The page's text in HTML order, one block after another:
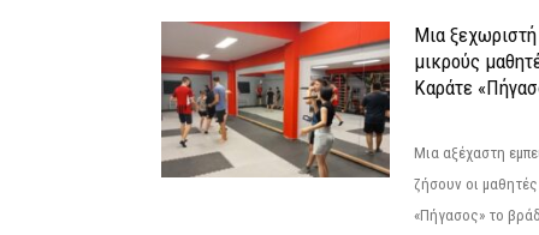
Μια ξεχωριστή
μικρούς
Καράτε
Μια αξέχαστη
ζήσουν οι
«Πήγασος» το